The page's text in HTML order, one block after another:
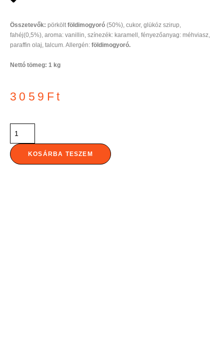
Összetevők: pörköltföldimogyoró (50%), cukor, glükóz szirup,
fahéj(0,5%), aroma: vanillin, színezék: karamell, fényezőanyag: méhviasz,
paraffin olaj, talcum. Allergén: földimogyoró.
Nettó tömeg: 1 kg
3059 Ft
KOSÁRBA TESZEM